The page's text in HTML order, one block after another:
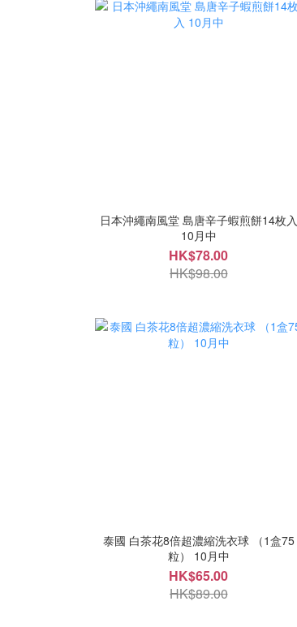
日本沖繩南風堂 島唐辛子蝦煎餅14枚入
10月中
HK$78.00
HK$98.00
泰國 白茶花8倍超濃縮洗衣球 （1盒75
粒） 10月中
HK$65.00
HK$89.00